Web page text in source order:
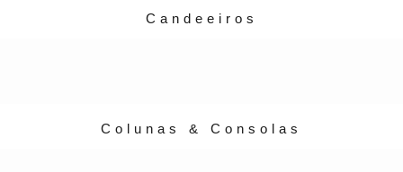
Candeeiros
Colunas & Consolas